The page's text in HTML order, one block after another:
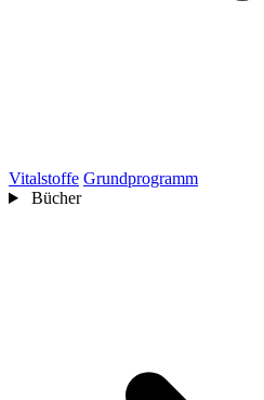
Vitalstoffe Grundprogramm
Bücher